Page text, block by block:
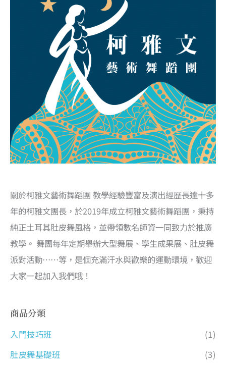
關於柯雅文藝術舞蹈團 教學經驗豐富及演出經歷長達十多
年的柯雅文團長，於2019年成立柯雅文藝術舞蹈團，秉持
純正土耳其肚皮舞風格，並帶領數名師資一同致力於推廣
教學。 舞團每年定期舉辦大型舞展、學生成果展、肚皮舞
派對活動……等，是個充滿汗水與歡樂的運動環境，歡迎
大家一起加入我們哦！
商品分類
入門技巧班
(1)
肚皮舞基礎班
(3)